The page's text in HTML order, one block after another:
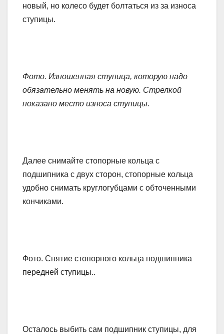
новый, но колесо будет болтаться из за износа
ступицы.
Фото. Изношенная ступица, которую надо
обязательно менять на новую. Стрелкой
показано место износа ступицы.
Далее снимайте стопорные кольца с
подшипника с двух сторон, стопорные кольца
удобно снимать круглогубцами с обточенными
кончиками.
Фото. Снятие стопорного кольца подшипника
передней ступицы..
Осталось выбить сам подшипник ступицы, для